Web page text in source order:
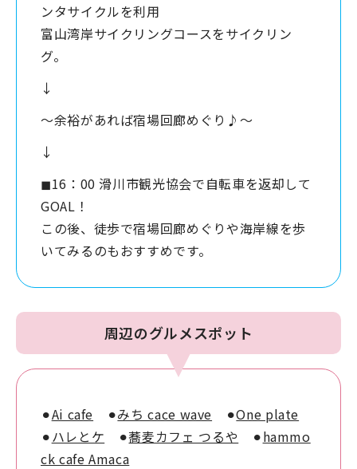
ンタサイクルを利用
富山湾岸サイクリングコースをサイクリン
グ。
↓
〜余裕があれば宿場回廊めぐり♪〜
↓
◼︎16：00 滑川市観光協会で自転車を返却して
GOAL！
この後、徒歩で宿場回廊めぐりや海岸線を歩
いてみるのもおすすめです。
周辺のグルメスポット
⚫︎Ai cafe ⚫︎みち cace wave ⚫︎One plate
⚫︎ハレとケ ⚫︎蕎麦カフェ つるや ⚫︎hammo
ck cafe Amaca